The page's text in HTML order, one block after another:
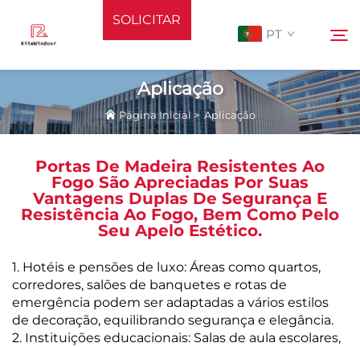
SOLICITAR
PT
Página Inicial
Apoiar
Produtos
Aplicação
Notícias
Aplicação
Página Inicial>Aplicação
Portas De Madeira Resistentes Ao
Fogo São Apreciadas Por Suas
Vantagens Duplas De Segurança E
Resistência Ao Fogo, Bem Como Pelo
Seu Apelo Estético.
1. Hotéis e pensões de luxo: Áreas como quartos,
corredores, salões de banquetes e rotas de
emergência podem ser adaptadas a vários estilos
de decoração, equilibrando segurança e elegância.
2. Instituições educacionais: Salas de aula escolares,